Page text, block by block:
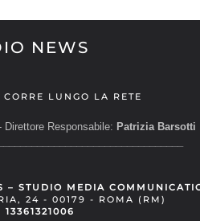
NEWS
LUNGO LA RETE
Responsabile: Patrizia Barsotti
– STUDIO MEDIA
24 - 00179 - ROMA (RM)